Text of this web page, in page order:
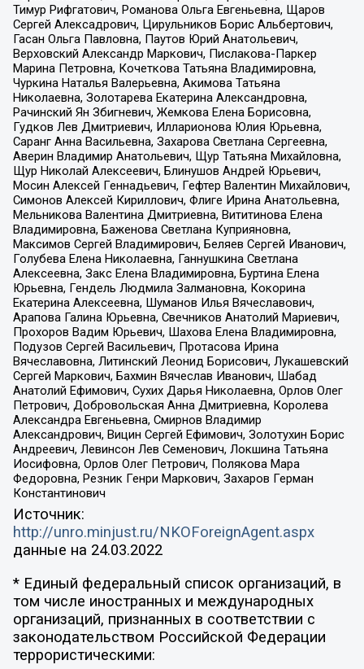
Тимур Рифгатович, Романова Ольга Евгеньевна, Щаров
Сергей Алексадрович, Цирульников Борис Альбертович,
Гасан Ольга Павловна, Паутов Юрий Анатольевич,
Верховский Александр Маркович, Пислакова-Паркер
Марина Петровна, Кочеткова Татьяна Владимировна,
Чуркина Наталья Валерьевна, Акимова Татьяна
Николаевна, Золотарева Екатерина Александровна,
Рачинский Ян Збигневич, Жемкова Елена Борисовна,
Гудков Лев Дмитриевич, Илларионова Юлия Юрьевна,
Саранг Анна Васильевна, Захарова Светлана Сергеевна,
Аверин Владимир Анатольевич, Щур Татьяна Михайловна,
Щур Николай Алексеевич, Блинушов Андрей Юрьевич,
Мосин Алексей Геннадьевич, Гефтер Валентин Михайлович,
Симонов Алексей Кириллович, Флиге Ирина Анатольевна,
Мельникова Валентина Дмитриевна, Вититинова Елена
Владимировна, Баженова Светлана Куприяновна,
Максимов Сергей Владимирович, Беляев Сергей Иванович,
Голубева Елена Николаевна, Ганнушкина Светлана
Алексеевна, Закс Елена Владимировна, Буртина Елена
Юрьевна, Гендель Людмила Залмановна, Кокорина
Екатерина Алексеевна, Шуманов Илья Вячеславович,
Арапова Галина Юрьевна, Свечников Анатолий Мариевич,
Прохоров Вадим Юрьевич, Шахова Елена Владимировна,
Подузов Сергей Васильевич, Протасова Ирина
Вячеславовна, Литинский Леонид Борисович, Лукашевский
Сергей Маркович, Бахмин Вячеслав Иванович, Шабад
Анатолий Ефимович, Сухих Дарья Николаевна, Орлов Олег
Петрович, Добровольская Анна Дмитриевна, Королева
Александра Евгеньевна, Смирнов Владимир
Александрович, Вицин Сергей Ефимович, Золотухин Борис
Андреевич, Левинсон Лев Семенович, Локшина Татьяна
Иосифовна, Орлов Олег Петрович, Полякова Мара
Федоровна, Резник Генри Маркович, Захаров Герман
Константинович
Источник:
http://unro.minjust.ru/NKOForeignAgent.aspx
данные на 24.03.2022
* Единый федеральный список организаций, в
том числе иностранных и международных
организаций, признанных в соответствии с
законодательством Российской Федерации
террористическими: